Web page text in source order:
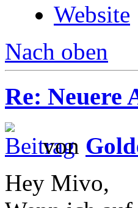
Website
Nach oben
Re: Neuere
von
Hey Mivo,